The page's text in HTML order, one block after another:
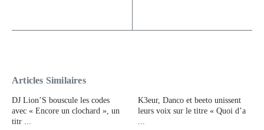
Articles Similaires
DJ Lion’S bouscule les codes
avec « Encore un clochard », un
titr ...
K3eur, Danco et beeto unissent
leurs voix sur le titre « Quoi d’a
...